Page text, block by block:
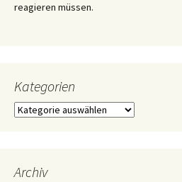
reagieren müssen.
Kategorien
Kategorien
Archiv